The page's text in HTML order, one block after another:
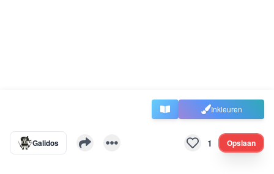
Inkleuren
Galidos 1 Opslaan